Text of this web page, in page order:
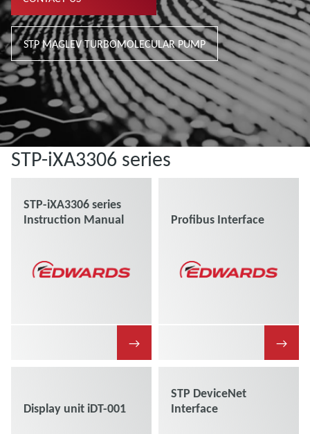
STP MAGLEV TURBOMOLECULAR PUMP
STP-iXA3306 series
STP-iXA3306 series
Instruction Manual
→
Profibus Interface
→
Display unit iDT-001
STP DeviceNet
Interface